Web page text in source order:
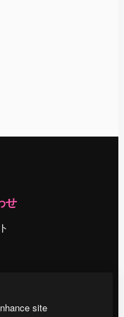
せ
site